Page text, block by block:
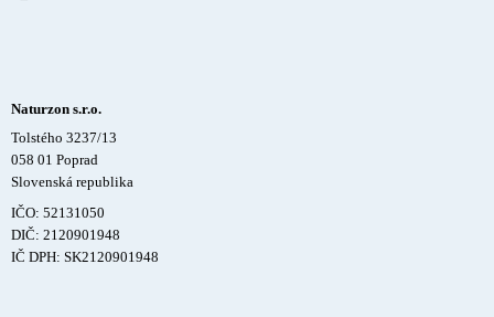
Naturzon s.r.o.
Tolstého 3237/13
058 01 Poprad
Slovenská republika
IČO: 52131050
DIČ: 2120901948
IČ DPH: SK2120901948